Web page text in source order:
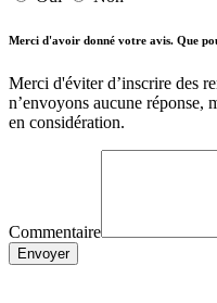
Merci d'avoir donné votre avis. Que
Merci d'éviter d’inscrire des
n’envoyons aucune réponse,
en considération.
Commentaire
Envoyer